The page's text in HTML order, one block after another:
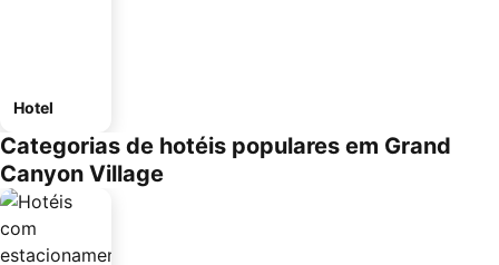
Hotel
Categorias de hotéis populares em Grand
Canyon Village